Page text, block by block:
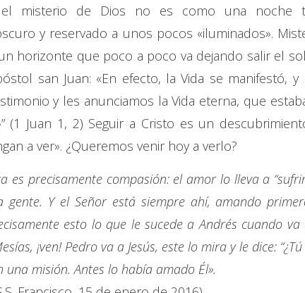
el misterio de Dios no es como una noche
y reservado a unos pocos «iluminados».
horizonte que poco a poco va dejando salir el
san Juan: «En efecto, la Vida se manifestó,
y les anunciamos la Vida eterna, que
(1 Juan 1, 2) Seguir a Cristo es un
a ver». ¿Queremos venir hoy a verlo?
es precisamente compasión: el amor lo lleva a
gente. Y el Señor está siempre ahí, amando
esto lo que le sucede a Andrés cuando va
¡ven! Pedro va a Jesús, este lo mira y le dice:
una misión. Antes lo había amado Él».